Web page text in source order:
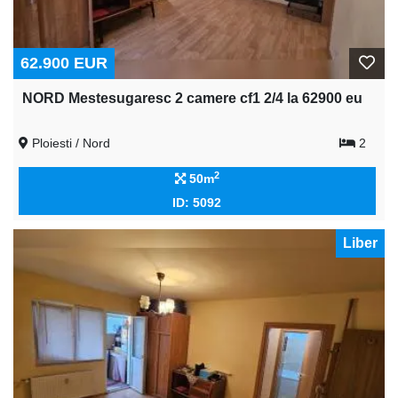
62.900 EUR
NORD Mestesugaresc 2 camere cf1 2/4 la 62900 eu
Ploiesti / Nord 2
50m2
ID: 5092
Liber